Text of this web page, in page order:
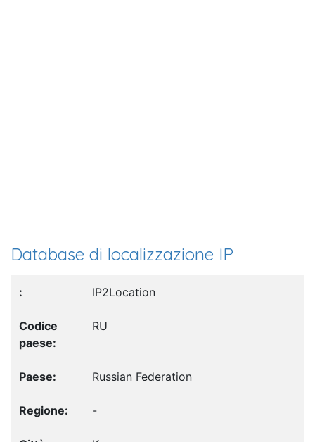
Database di localizzazione IP
IP2Location
RU
Russian Federation
-